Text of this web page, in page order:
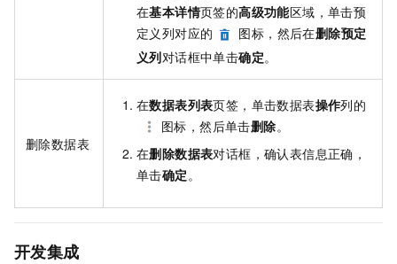
在基本详情页签的高级功能区域，单击预
定义列对应的
图标，然后在删除预定
义列对话框中单击确定。
删除数据表
在数据表列表页签，单击数据表操作列的
图标，然后单击删除。
在删除数据表对话框，确认表信息正确，
单击确定。
开发集成